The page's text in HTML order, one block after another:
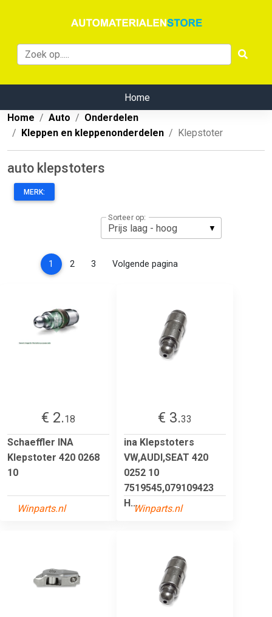
Home
Home
Auto
Onderdelen
Kleppen en kleppenonderdelen
Klepstoter
auto klepstoters
MERK:
Sorteer op:
1 (current)
2 3 Volgende pagina
€ 2.18
Schaeffler INA
Klepstoter 420 0268
10
Winparts.nl
€ 3.33
ina Klepstoters
VW,AUDI,SEAT 420
0252 10
7519545,079109423
H...Winparts.nl